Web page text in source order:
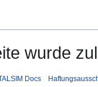
wurde
Docs